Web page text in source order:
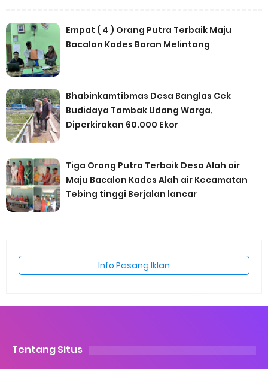
Empat ( 4 ) Orang Putra Terbaik Maju
Bacalon Kades Baran Melintang
Bhabinkamtibmas Desa Banglas Cek
Budidaya Tambak Udang Warga,
Diperkirakan 60.000 Ekor
Tiga Orang Putra Terbaik Desa Alah air
Maju Bacalon Kades Alah air Kecamatan
Tebing tinggi Berjalan lancar
Info Pasang Iklan
Tentang Situs